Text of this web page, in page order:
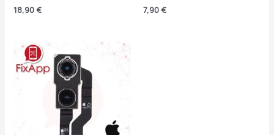
18,90 € 7,90 €